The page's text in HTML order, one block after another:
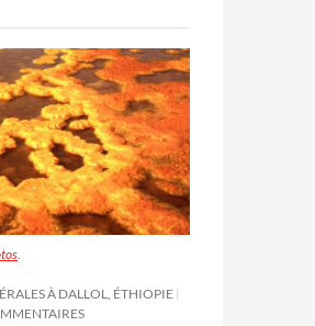
À DALLOL, ÉTHIOPIE